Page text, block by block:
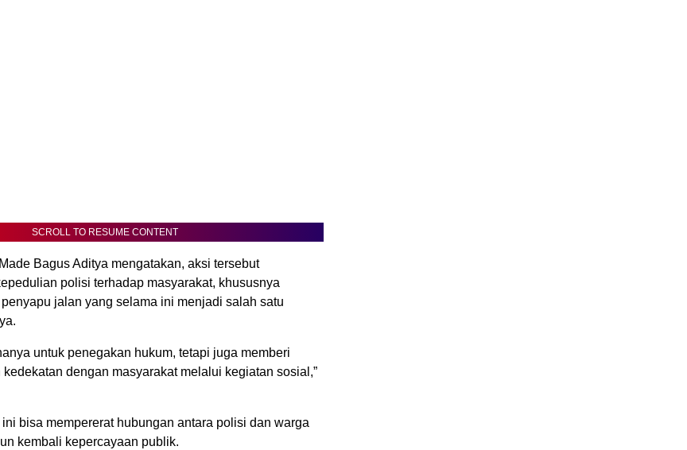
SCROLL TO RESUME CONTENT
Bagus Aditya mengatakan, aksi tersebut
polisi terhadap masyarakat, khususnya
jalan yang selama ini menjadi salah satu
untuk penegakan hukum, tetapi juga memberi
dengan masyarakat melalui kegiatan sosial,”
ini bisa mempererat hubungan antara polisi dan warga
kembali kepercayaan publik.